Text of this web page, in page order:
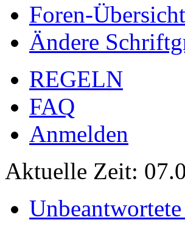
Foren-Übersicht
Ändere
REGELN
FAQ
Anmelden
Aktuelle Zeit: